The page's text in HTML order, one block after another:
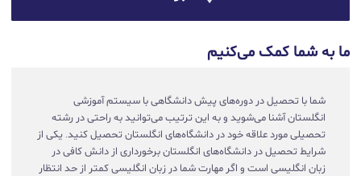
ما به شما کمک می‌کنیم
شما با تحصیل در دوره‌های پیش دانشگاهی با سیستم آموزشی
انگلستان آشنا می‌شوید و به این ترتیب می‌توانید به راحتی در رشته
تحصیلی مورد علاقه خود در دانشگاه‌های انگلستان تحصیل کنید. یکی از
شرایط تحصیل در دانشگاه‌های انگلستان برخورداری از دانش کافی در
زبان انگلیسی است و اگر مهارت شما در زبان انگلیسی کمتر از حد انتظار